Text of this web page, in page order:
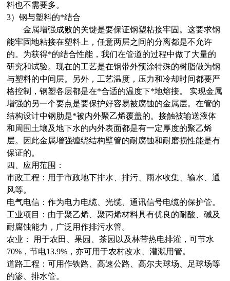
料也不需要多。
3）钢与塑料的*结合
金属增强成败的关键是要保证钢塑粘接牢固。这要求钢
能牢固地粘接在塑料上，任意两层之间的分离都是不允许
的。为获得*的结合性能，我们在管道的过程中做了大量的
研究和试验。现在的工艺是在钢带外预涂特殊的树脂做为钢
与塑料的中间层。另外，工艺温度，压力和冷却时间都要严
格控制，钢塑各层都是在*合适的温度下*地熔接。 实现金属
增强的另一个要点是要保护好容易被腐蚀的金属层。在管的
结构设计中钢肋是*被内外聚乙烯覆盖的。接触被输送液体
和周围土壤及地下水的内外表面都是有一定厚度的聚乙烯
层。因此金属增强缠绕结构壁管的耐腐蚀和耐磨损性能是有
保证的。
四、 应用范围：
市政工程：用于市政地下排水、排污、雨水收集、输水、通
风等。
电气电信：作为电力电缆、光缆、通讯信号电缆的保护管。
工业项目：由于聚乙烯、聚丙烯材料具有优良的耐酸、碱及
耐腐蚀能力， 广泛用作排污水管。
农业：
用于农田、果园、茶园以及林带热电排灌，可节水
70%，节电13.9%，亦可用于农村改水、灌溉用管。
道路工程：可用作铁路、高速公路、高尔夫球场、足球场等
的渗、排水管。